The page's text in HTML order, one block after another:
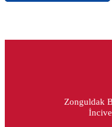
Zonguldak